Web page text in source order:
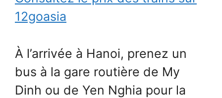
12goasia
À l’arrivée à Hanoi, prenez un
bus à la gare routière de My
Dinh ou de Yen Nghia pour la